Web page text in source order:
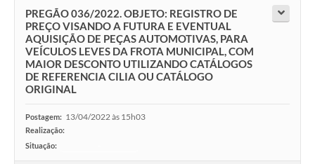
PREGÃO 036/2022. OBJETO: REGISTRO DE
PREÇO VISANDO A FUTURA E EVENTUAL
AQUISIÇÃO DE PEÇAS AUTOMOTIVAS, PARA
VEÍCULOS LEVES DA FROTA MUNICIPAL, COM
MAIOR DESCONTO UTILIZANDO CATÁLOGOS
DE REFERENCIA CILIA OU CATÁLOGO
ORIGINAL
Postagem: 13/04/2022 às 15h03
Realização:
Situação: